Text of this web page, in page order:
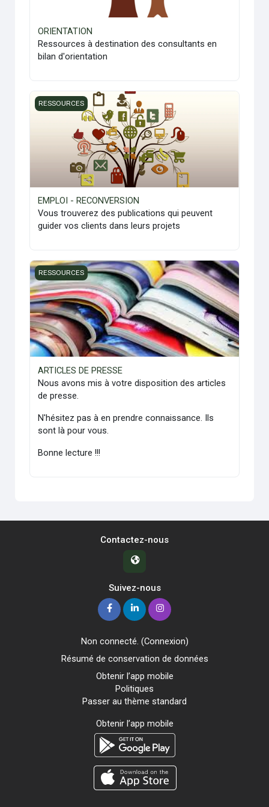
ORIENTATION
Ressources à destination des consultants en
bilan d'orientation
EMPLOI - RECONVERSION
RESSOURCES
EMPLOI - RECONVERSION
Vous trouverez des publications qui peuvent
guider vos clients dans leurs projets
ARTICLES DE PRESSE
RESSOURCES
ARTICLES DE PRESSE
Nous avons mis à votre disposition des articles
de presse.
N'hésitez pas à en prendre connaissance. Ils
sont là pour vous.
Bonne lecture !!!
Contactez-nous
Suivez-nous
Non connecté. (Connexion)
Résumé de conservation de données
Obtenir l’app mobile
Politiques
Passer au thème standard
Obtenir l’app mobile